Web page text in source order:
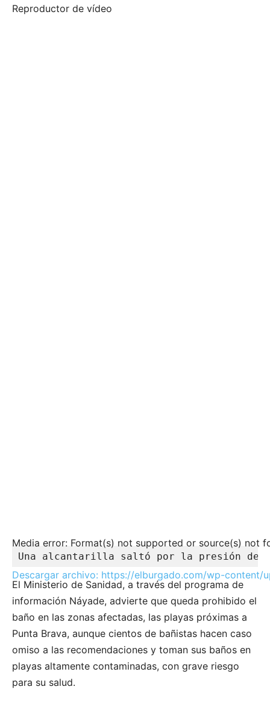
Reproductor de vídeo
Media error: Format(s) not supported or source(s) not
Descargar archivo: https://elburgado.com/wp-content/
00:00
Una alcantarilla saltó por la presión de
El Ministerio de Sanidad, a través del programa de
información Náyade, advierte que queda prohibido el
baño en las zonas afectadas, las playas próximas a
Punta Brava, aunque cientos de bañistas hacen caso
omiso a las recomendaciones y toman sus baños en
playas altamente contaminadas, con grave riesgo
para su salud.